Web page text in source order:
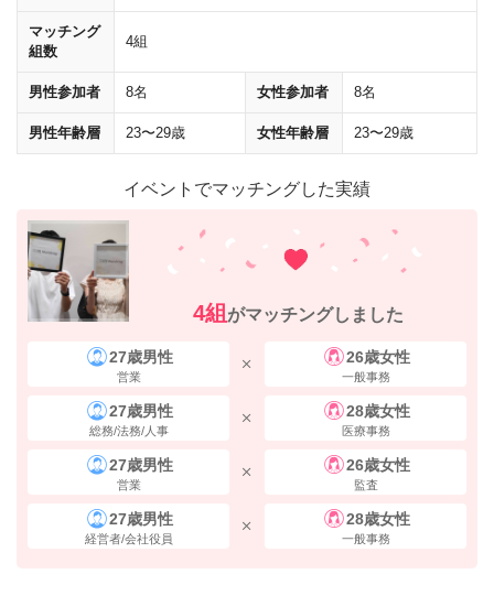
見えます。
右手側（四ツ橋筋方面）
マッチング
組数
4組
男性参加者 8名 女性参加者 8名
男性年齢層 23〜29歳 女性年齢層 23〜29歳
イベントでマッチングした実績
4組がマッチングしました
27歳男性
営業
26歳女性
一般事務
27歳男性
総務/法務/人事
28歳女性
医療事務
27歳男性
営業
26歳女性
監査
27歳男性
経営者/会社役員
28歳女性
一般事務